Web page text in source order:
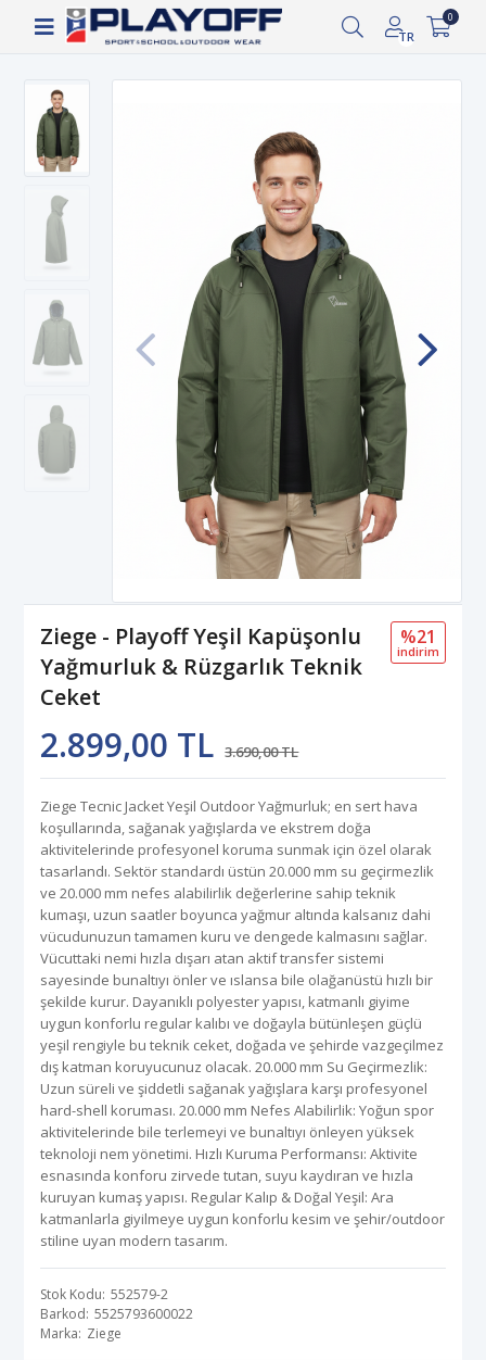
1.000 TL ve üzeri ücretsiz kargo!
TR
0
Ziege - Playoff Yeşil Kapüşonlu
Yağmurluk & Rüzgarlık Teknik
Ceket
2.899,00 TL 3.690,00 TL
%21
i̇ndi̇ri̇m
Ziege Tecnic Jacket Yeşil Outdoor Yağmurluk; en sert hava
koşullarında, sağanak yağışlarda ve ekstrem doğa
aktivitelerinde profesyonel koruma sunmak için özel olarak
tasarlandı. Sektör standardı üstün 20.000 mm su geçirmezlik
ve 20.000 mm nefes alabilirlik değerlerine sahip teknik
kumaşı, uzun saatler boyunca yağmur altında kalsanız dahi
vücudunuzun tamamen kuru ve dengede kalmasını sağlar.
Vücuttaki nemi hızla dışarı atan aktif transfer sistemi
sayesinde bunaltıyı önler ve ıslansa bile olağanüstü hızlı bir
şekilde kurur. Dayanıklı polyester yapısı, katmanlı giyime
uygun konforlu regular kalıbı ve doğayla bütünleşen güçlü
yeşil rengiyle bu teknik ceket, doğada ve şehirde vazgeçilmez
dış katman koruyucunuz olacak. 20.000 mm Su Geçirmezlik:
Uzun süreli ve şiddetli sağanak yağışlara karşı profesyonel
hard-shell koruması. 20.000 mm Nefes Alabilirlik: Yoğun spor
aktivitelerinde bile terlemeyi ve bunaltıyı önleyen yüksek
teknoloji nem yönetimi. Hızlı Kuruma Performansı: Aktivite
esnasında konforu zirvede tutan, suyu kaydıran ve hızla
kuruyan kumaş yapısı. Regular Kalıp & Doğal Yeşil: Ara
katmanlarla giyilmeye uygun konforlu kesim ve şehir/outdoor
stiline uyan modern tasarım.
Stok Kodu 552579-2
Barkod 5525793600022
Marka Ziege